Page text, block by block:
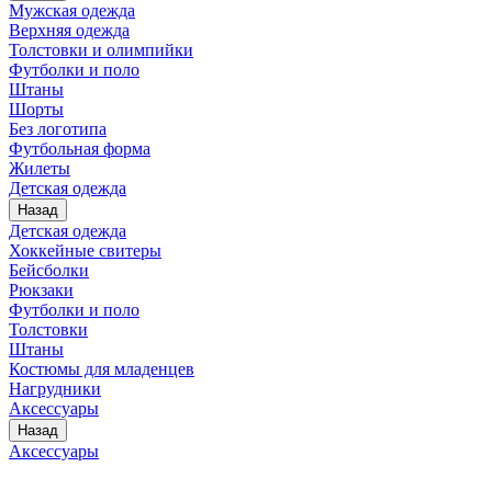
Мужская одежда
Верхняя одежда
Толстовки и олимпийки
Футболки и поло
Штаны
Шорты
Без логотипа
Футбольная форма
Жилеты
Детская одежда
Назад
Детская одежда
Хоккейные свитеры
Бейсболки
Рюкзаки
Футболки и поло
Толстовки
Штаны
Костюмы для младенцев
Нагрудники
Аксессуары
Назад
Аксессуары